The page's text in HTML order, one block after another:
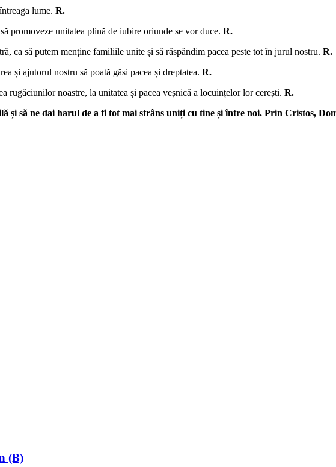
lume. R.
promoveze unitatea plină de iubire oriunde se vor duce. R.
ca să putem menține familiile unite și să răspândim pacea peste tot în jurul nostru. R.
și ajutorul nostru să poată găsi pacea și dreptatea. R.
rugăciunilor noastre, la unitatea și pacea veșnică a locuințelor lor cerești. R.
și să ne dai harul de a fi tot mai strâns uniți cu tine și între noi. Prin Cristos,
(B)